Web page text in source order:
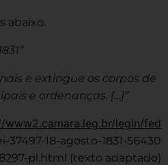
abaixo.
e extingue os corpos de
e ordenanças. […]”
www2.camara.leg.br/legin/fed
37497-18-agosto-1831-56430
pl.html (texto adaptado)